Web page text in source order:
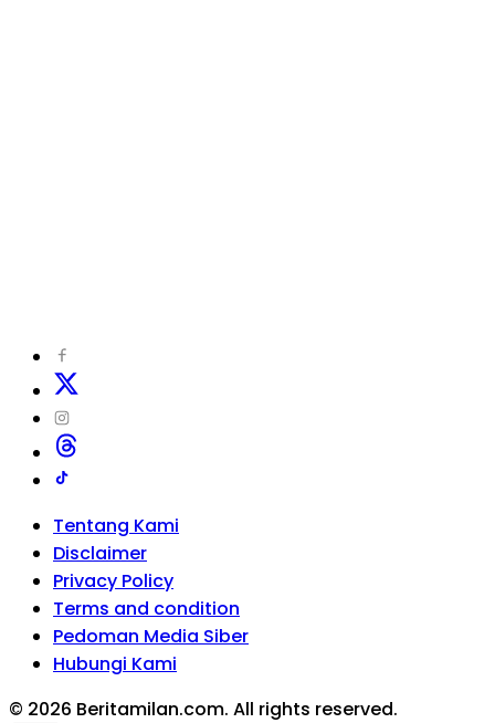
Tentang Kami
Disclaimer
Privacy Policy
Terms and condition
Pedoman Media Siber
Hubungi Kami
© 2026 Beritamilan.com. All rights reserved.